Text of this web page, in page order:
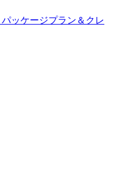
ッケージプラン＆クレ